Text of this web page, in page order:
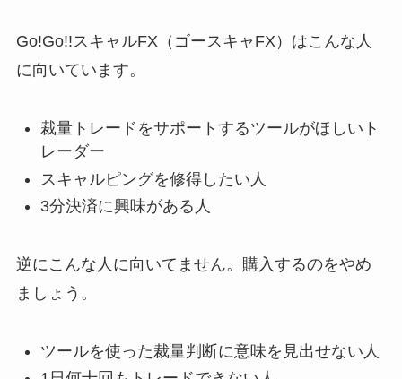
Go!Go!!スキャルFX（ゴースキャFX）はこんな人
に向いています。
裁量トレードをサポートするツールがほしいト
レーダー
スキャルピングを修得したい人
3分決済に興味がある人
逆にこんな人に向いてません。購入するのをやめ
ましょう。
ツールを使った裁量判断に意味を見出せない人